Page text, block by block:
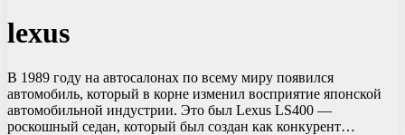
lexus
В 1989 году на автосалонах по всему миру появился
автомобиль, который в корне изменил восприятие японской
автомобильной индустрии. Это был Lexus LS400 —
роскошный седан, который был создан как конкурент…